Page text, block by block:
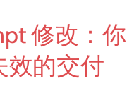
修改：你
效的交付